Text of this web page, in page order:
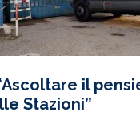
il
Stazioni”